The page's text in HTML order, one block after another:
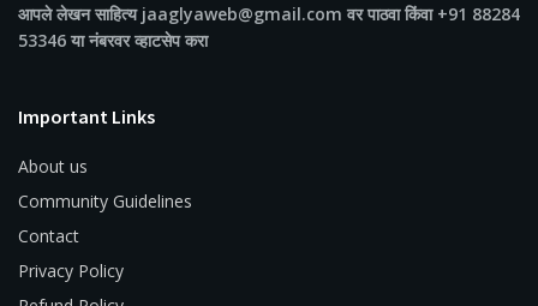
आपले लेखन साहित्य jaaglyaweb@gmail.com वर पाठवा किंवा +91 88284
53346 या नंबरवर व्हाटसेप करा
Important Links
About us
Community Guidelines
Contact
Privacy Policy